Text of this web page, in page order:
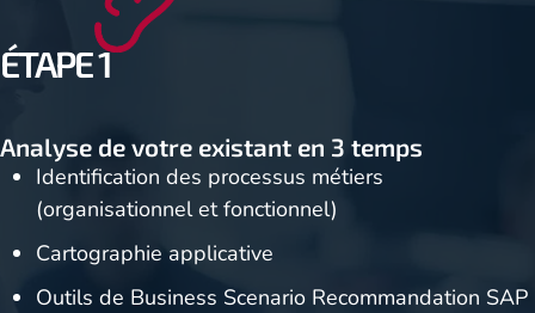
ÉTAPE 1
Analyse de votre existant en 3 temps
Identification des processus métiers
(organisationnel et fonctionnel)
Cartographie applicative
Outils de Business Scenario Recommandation SAP